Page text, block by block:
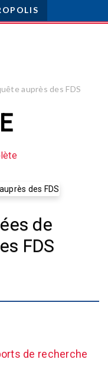
auprès des FDS
de
FDS
de recherche